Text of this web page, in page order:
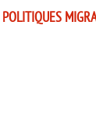
POLITIQUES